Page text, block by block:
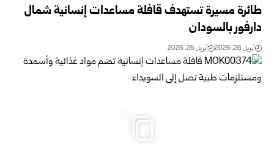
طائرة مسيرة تستهدف قافلة مساعدات إنسانية شمال
دارفور بالسودان
أبريل 26, 2026 أبريل 26, 2026